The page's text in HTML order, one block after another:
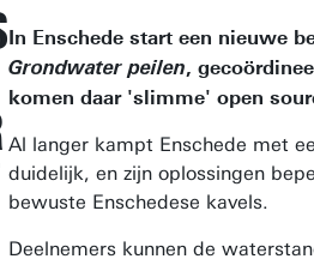
In Enschede start een nieuwe
Grondwater peilen,
komen daar 'slimme' open
Al langer kampt Enschede met
duidelijk, en zijn oplossingen
bewuste Enschedese kavels.
Deelnemers kunnen de